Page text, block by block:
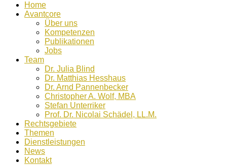
Home
Avantcore
Über uns
Kompetenzen
Publikationen
Jobs
Team
Dr. Julia Blind
Dr. Matthias Hesshaus
Dr. Arnd Pannenbecker
Christopher A. Wolf, MBA
Stefan Unterriker
Prof. Dr. Nicolai Schädel, LL.M.
Rechtsgebiete
Themen
Dienstleistungen
News
Kontakt